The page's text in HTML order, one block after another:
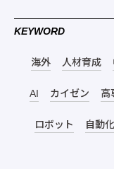
KEYWORD
海外 人材育成
AI カイゼン 高
ロボット 自動化